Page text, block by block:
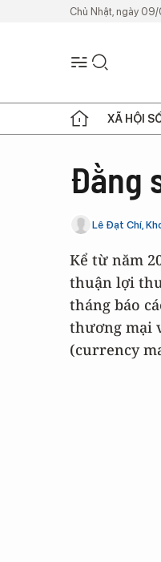
Chủ Nhật, ngày
XÃ HỘI
Đằng
Lê Đạt Chí,
Kể từ năm
thuận lợi
tháng báo
thương mại
(currency